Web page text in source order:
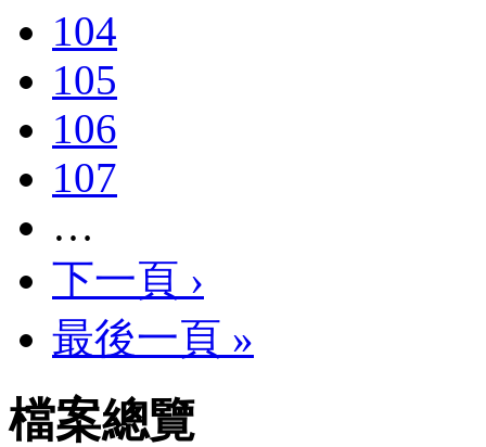
104
105
106
107
…
下一頁 ›
最後一頁 »
檔案總覽